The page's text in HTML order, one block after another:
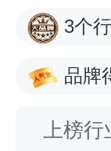
3个
品牌
上榜行